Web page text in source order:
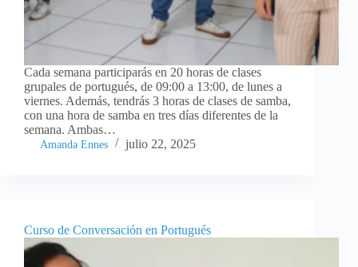
Cada semana participarás en 20 horas de clases
grupales de portugués, de 09:00 a 13:00, de lunes a
viernes. Además, tendrás 3 horas de clases de samba,
con una hora de samba en tres días diferentes de la
semana. Ambas…
Amanda Ennes julio 22, 2025
Curso de Conversación en Portugués